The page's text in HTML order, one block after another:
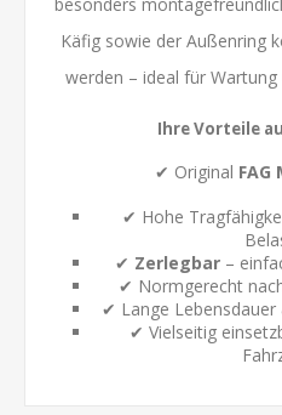
Käfig sowie der Außenring
werden – ideal für
Ihre Vorteile
✔ Original
✔ Hohe
✔ Zerlegbar–
✔ Normgerecht
✔ Lange
✔ Vielseitig